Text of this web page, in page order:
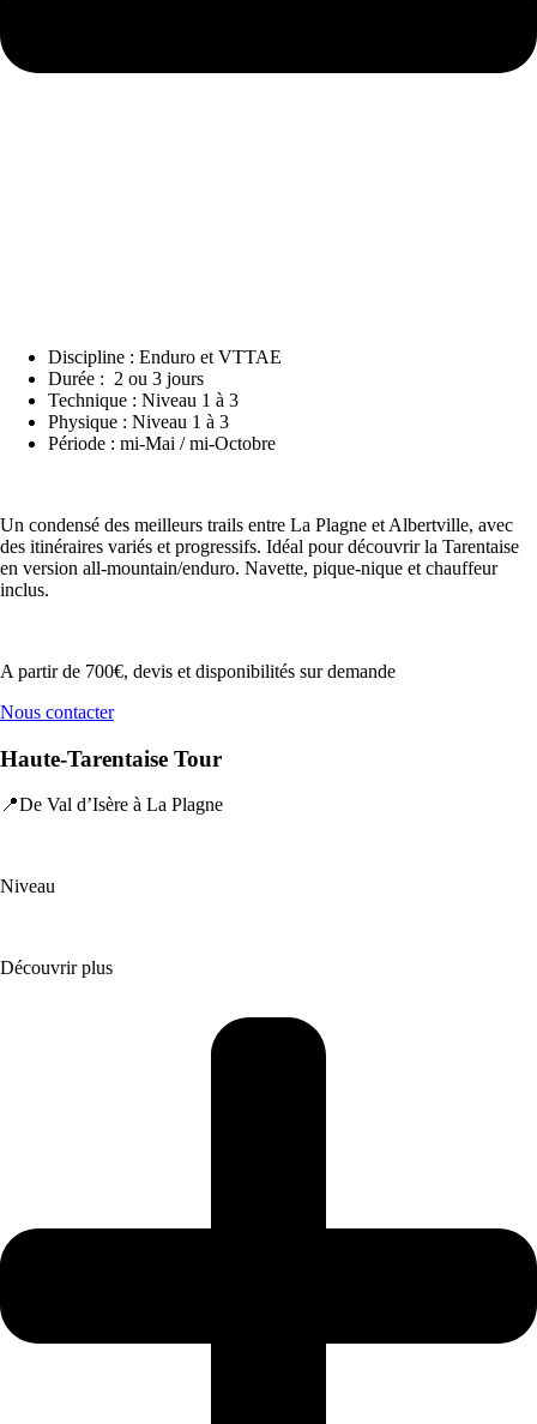
Discipline : Enduro et VTTAE
Durée : 2 ou 3 jours
Technique : Niveau 1 à 3
Physique : Niveau 1 à 3
Période : mi-Mai / mi-Octobre
Un condensé des meilleurs trails entre La Plagne et Albertville, avec
des itinéraires variés et progressifs. Idéal pour découvrir la Tarentaise
en version all-mountain/enduro. Navette, pique-nique et chauffeur
inclus.
A partir de 700€, devis et disponibilités sur demande
Nous contacter
Haute-Tarentaise Tour
📍De Val d’Isère à La Plagne
Niveau
Découvrir plus